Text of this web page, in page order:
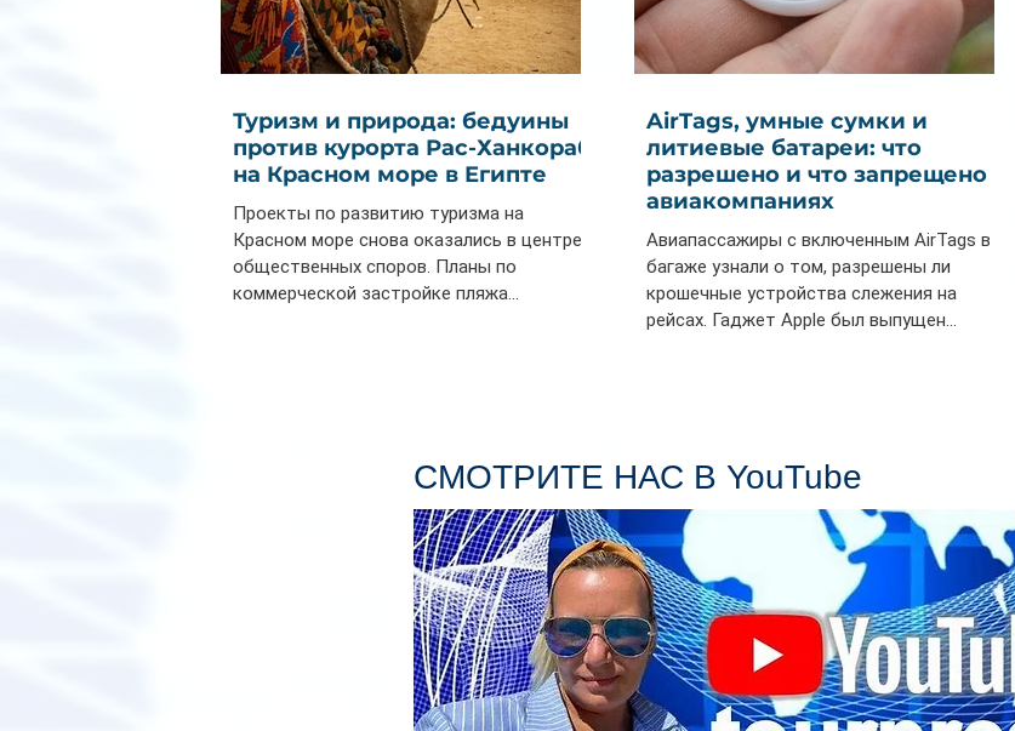
Туризм и природа: бедуины
против курорта Рас-Ханкораб
на Красном море в Египте
Проекты по развитию туризма на
Красном море снова оказались в центре
общественных споров. Планы по
коммерческой застройке пляжа...
AirTags, умные сумки и
литиевые батареи: что
разрешено и что запрещено в
авиакомпаниях
Авиапассажиры с включенным AirTags в
багаже узнали о том, разрешены ли
крошечные устройства слежения на
рейсах. Гаджет Apple был выпущен...
СМОТРИТЕ НАС В YouTube